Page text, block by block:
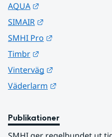
AQUA
SIMAIR
SMHI Pro
Timbr
Vinterväg
Väderlarm
Publikationer